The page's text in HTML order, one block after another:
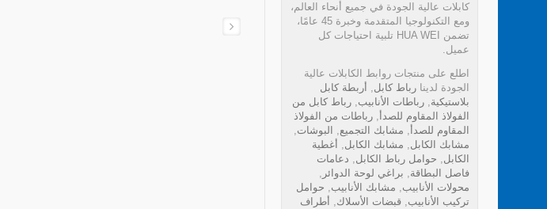
كابلات عالية الجودة في جميع أنحاء العالم،
ومع التكنولوجيا المتقدمة وخبرة 45 عامًا،
تضمن HUA WEI تلبية احتياجات كل
عميل.
اطلع على منتجات روابط الكابلات عالية
الجودة لدينا رباط كابل, أربطة كابل
بلاستيكية, رباطات الأنابيب, رباط كابل من
الفولاذ المقاوم للصدأ, رباطات من الفولاذ
المقاوم للصدأ, مشابك التجميع, البوشات,
مشابك الكابل, مشابك الكابل, أغطية
الكابل, حوامل رباط الكابل, دعامات
فاصل البطاقة, براغي لوحة الدوائر ,
محولات الأنابيب, مشابك الأنابيب, حوامل
تركيب الأنابيب, قبضات الأسلاك, أطراف